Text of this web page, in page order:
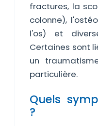
fractures, la
colonne),
l'os) et
Certaines sont
un
particulière.
Quels
?